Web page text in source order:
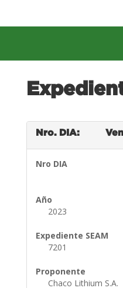
Nro. DIA:
Nro DIA
Año
2023
Expediente SEAM
7201
Proponente
Chaco Lithium S.A.